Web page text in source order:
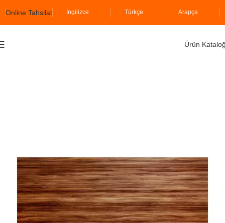
Online Tahsilat İngilizce Türkçe Arapça
Ürün